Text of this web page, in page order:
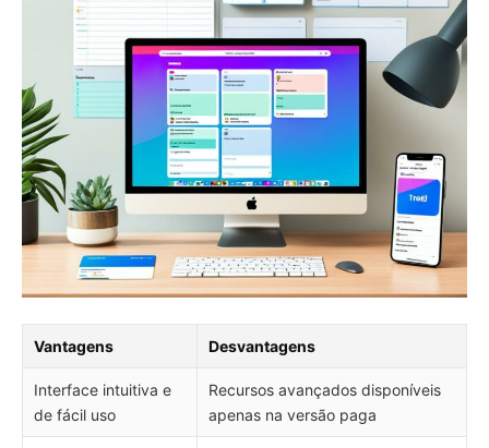
Vantagens Desvantagens
Interface intuitiva e
de fácil uso
Recursos avançados disponíveis
apenas na versão paga